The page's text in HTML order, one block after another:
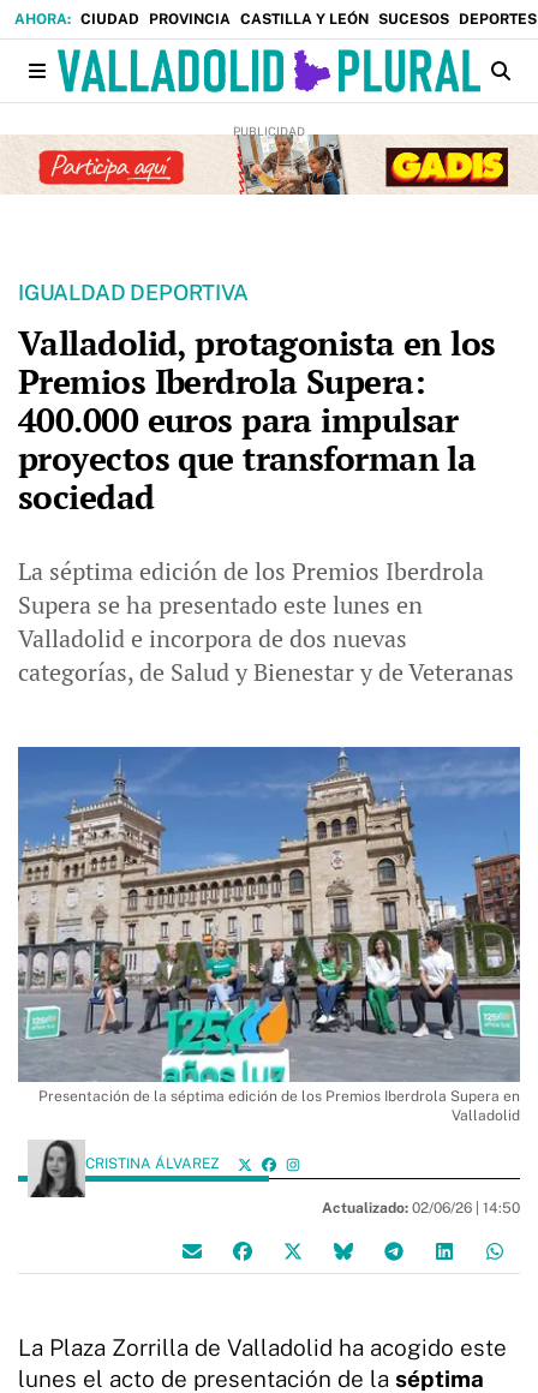
CIUDAD PROVINCIA CASTILLA Y LEÓN SUCESOS DEPORTES
IGUALDAD DEPORTIVA
Valladolid, protagonista en los
Premios Iberdrola Supera:
400.000 euros para impulsar
proyectos que transforman la
sociedad
La séptima edición de los Premios Iberdrola
Supera se ha presentado este lunes en
Valladolid e incorpora de dos nuevas
categorías, de Salud y Bienestar y de Veteranas
Presentación de la séptima edición de los Premios Iberdrola Supera en
Valladolid
CRISTINA ÁLVAREZ
Actualizado: 02/06/26 | 14:50
La Plaza Zorrilla de Valladolid ha acogido este
lunes el acto de presentación de la séptima